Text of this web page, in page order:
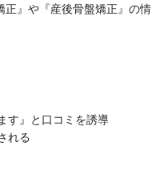
』や『産後骨盤矯正』の情
す』と口コミを誘導
れる